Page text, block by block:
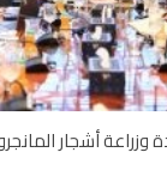
وزراعة أشجار